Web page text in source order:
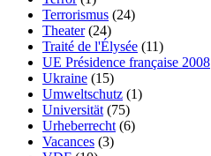
Terrorismus (24)
Theater(24)
Traité de l'Élysée (11)
UE Présidence française 2008
Ukraine (15)
Umweltschutz (1)
Universität (75)
Urheberrecht (6)
Vacances (3)